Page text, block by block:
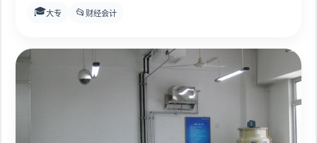
🎓大专 📂 财经会计